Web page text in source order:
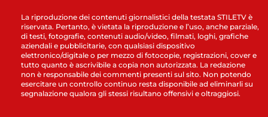
La riproduzione dei contenuti giornalistici della testata STILETV è
riservata. Pertanto, è vietata la riproduzione e l’uso, anche parziale,
di testi, fotografie, contenuti audio/video, filmati, loghi, grafiche
aziendali e pubblicitarie, con qualsiasi dispositivo
elettronico/digitale o per mezzo di fotocopie, registrazioni, cover e
tutto quanto è ascrivibile a copia non autorizzata. La redazione
non è responsabile dei commenti presenti sul sito. Non potendo
esercitare un controllo continuo resta disponibile ad eliminarli su
segnalazione qualora gli stessi risultano offensivi e oltraggiosi.